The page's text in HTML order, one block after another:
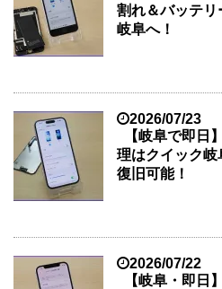
割れ＆バッテリ
岐阜へ！
2026/07/23
【岐阜で即日
理はクイック
復旧可能！
2026/07/22
【岐阜・即日